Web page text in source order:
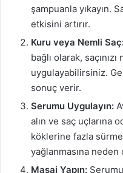
şampuanla yıkayın.
etkisini artırır.
Kuru veya Nemli
bağlı olarak,
uygulayabilirsiniz.
sonuç verir.
Serumu Uygulayın:
alın ve saç uçlarına
köklerine fazla
yağlanmasına neden
Masaj Yapın: